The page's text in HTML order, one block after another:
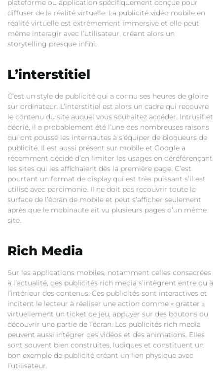
plateforme ou application spécifiquement conçue pour
diffuser de la réalité virtuelle. La publicité vidéo mobile en
réalité virtuelle est extrêmement immersive et elle peut
même interagir avec l’utilisateur, créant alors un
storytelling presque infini.
L’interstitiel
C’est un style de publicité qui a connu ses heures de gloire
sur ordinateur. L’interstitiel est alors un cadre qui recouvre
le contenu du site auquel vous souhaitez accéder. Intrusif et
décrié, il a probablement été l’une des nombreuses raisons
qui ont poussé les internautes à s’équiper de bloqueurs de
publicité. Il est aussi présent sur mobile et Google a
récemment décidé d’en limiter les usages en déréférençant
les sites qui les affichaient dès la première page. C’est
pourtant un format de display qui est très puissant s’il est
utilisé avec parcimonie. Il ne doit pas recouvrir toute la
surface de l’écran de mobile et peut s’afficher seulement
après que le mobinaute ait vu plusieurs pages d’un même
site.
Rich Media
Sur les applications mobiles, notamment celles consacrées
à l’actualité, des publicités rich media s’intègrent entre ou à
l’intérieur des contenus. Ces publicités sont interactives et
incitent le lecteur à réaliser une action comme « gratter »
virtuellement un ticket de jeu, appuyer sur des boutons ou
découvrir une partie de l’écran. Les publicités rich media
peuvent aussi intégrer des vidéos et des animations. Elles
sont souvent bien construites, ludiques et constituent un
bon exemple de publicité créant un lien physique avec
l’utilisateur.